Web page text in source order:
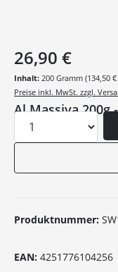
Al Massiva 200g
26,90 €
Inhalt: 200 Gramm (134,50
Preise inkl. MwSt. zzgl.
Produkt
Produktnummer:
EAN: 4251776104256